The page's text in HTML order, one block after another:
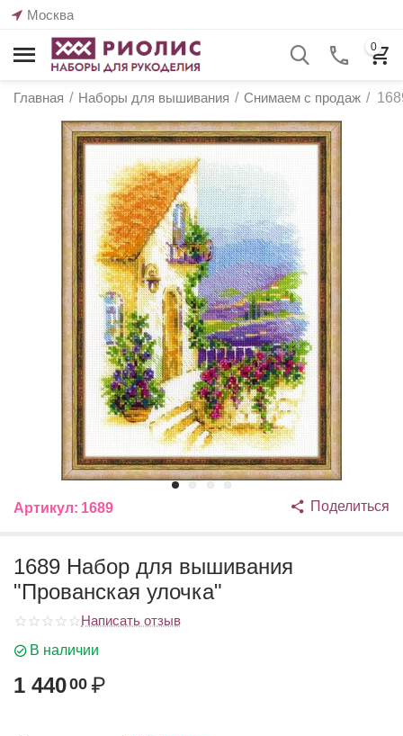
Москва
0
Главная / Наборы для вышивания / Снимаем с продаж /
Артикул: 1689 Поделиться
1689 Набор для вышивания
"Прованская улочка"
Написать отзыв
В наличии
1 44000 ₽